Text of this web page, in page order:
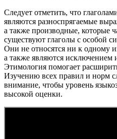
Следует отметить, что
являются разноспрягаемые
а также производные, которые
существуют глаголы с особой
Они не относятся ни к одному
а также являются исключением
Этимология помогает
Изучению всех правил и норм
внимание, чтобы уровень
высокой оценки.